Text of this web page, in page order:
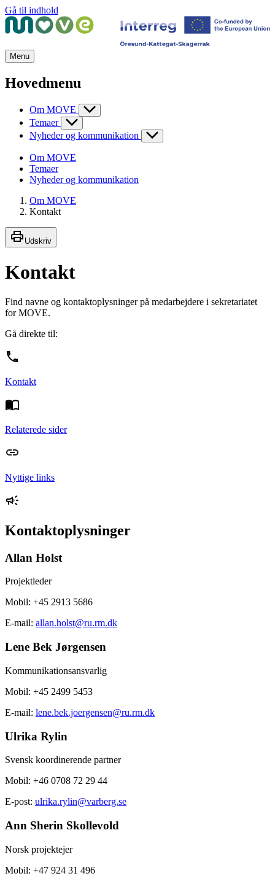
Gå til indhold
Menu
Hovedmenu
Om MOVE
Temaer
Nyheder og kommunikation
Om MOVE
Temaer
Nyheder og kommunikation
Om MOVE
Kontakt
Udskriv
Kontakt
Find navne og kontaktoplysninger på medarbejdere i sekretariatet
for MOVE.
Gå direkte til:
Kontakt
Relaterede sider
Nyttige links
Kontaktoplysninger
Allan Holst
Projektleder
Mobil: +45 2913 5686
E-mail: allan.holst@ru.rm.dk
Lene Bek Jørgensen
Kommunikationsansvarlig
Mobil: +45 2499 5453
E-mail: lene.bek.joergensen@ru.rm.dk
Ulrika Rylin
Svensk koordinerende partner
Mobil: +46 0708 72 29 44
E-post: ulrika.rylin@varberg.se
Ann Sherin Skollevold
Norsk projektejer
Mobil: +47 924 31 496